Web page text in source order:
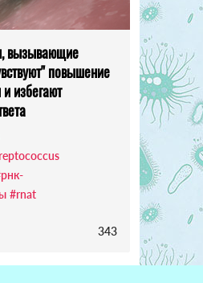
вызывающие
повышение
избегают
#rnat
343